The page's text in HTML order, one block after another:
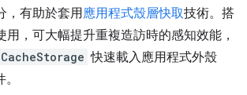
，有助於套用應用程式殼層快取技術。搭
用，可大幅提升重複造訪時的感知效能，
CacheStorage 快速載入應用程式外殼